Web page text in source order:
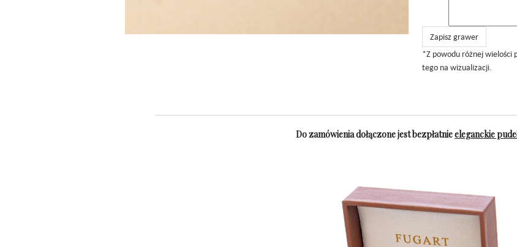
Zapisz grawer
*Z powodu różnej wielości
tego na wizualizacji.
Do zamówienia dołączone jest bezpłatnieeleganckie